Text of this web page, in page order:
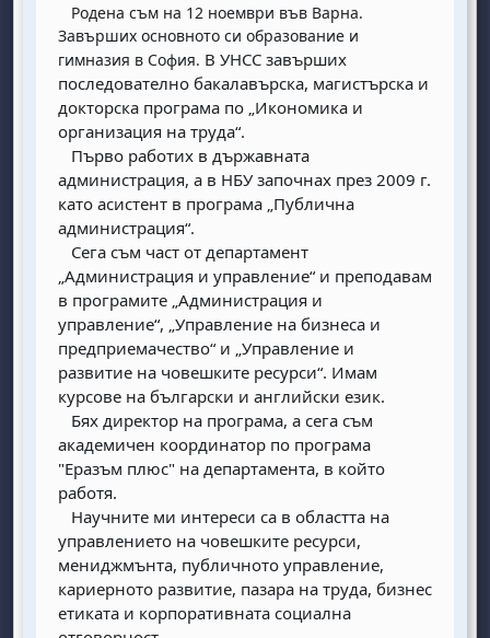
Родена съм на 12 ноември във Варна.
Завърших основното си образование и
гимназия в София. В УНСС завърших
последователно бакалавърска, магистърска и
докторска програма по „Икономика и
организация на труда“.
Първо работих в държавната
администрация, а в НБУ започнах през 2009 г.
като асистент в програма „Публична
администрация“.
Сега съм част от департамент
„Администрация и управление“ и преподавам
в програмите „Администрация и
управление“, „Управление на бизнеса и
предприемачество“ и „Управление и
развитие на човешките ресурси“. Имам
курсове на български и английски език.
Бях директор на програма, а сега съм
академичен координатор по програма
"Еразъм плюс" на департамента, в който
работя.
Научните ми интереси са в областта на
управлението на човешките ресурси,
мениджмънта, публичното управление,
кариерното развитие, пазара на труда, бизнес
етиката и корпоративната социална